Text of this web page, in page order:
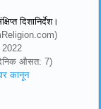
दिशानिर्देश।
2022
औसत: 7)
कानून